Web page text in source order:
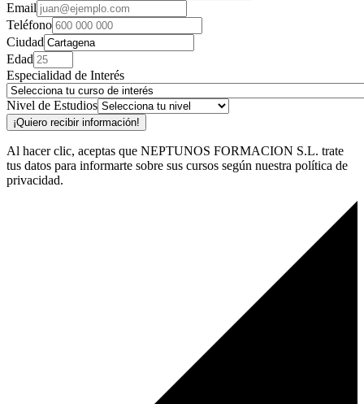
Email
Teléfono
Ciudad
Edad
Especialidad de Interés
Nivel de Estudios
¡Quiero recibir información!
Al hacer clic, aceptas que NEPTUNOS FORMACION S.L. trate
tus datos para informarte sobre sus cursos según nuestra política de
privacidad.